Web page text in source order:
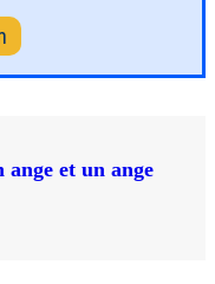
et un ange